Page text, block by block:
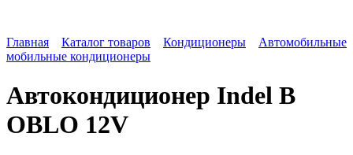
Главная Каталог товаров Кондиционеры
Автомобильные
мобильные кондиционеры
Автокондиционер Indel B
OBLO 12V